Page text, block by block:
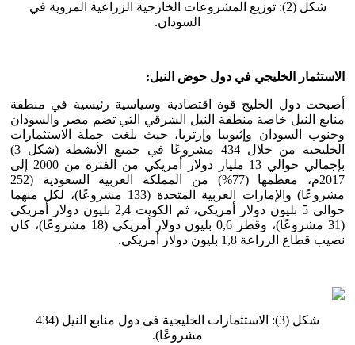
شكل (2): توزيع المشروعات الخارجية الزراعية المروية في
السودان.
الاستثمار الخليجي في دول حوض النيل:
أصبحت دول الخليج قوة اقتصادية وسياسية رئيسية في منطقة
منابع النيل خاصة منطقة النيل الشرقي التي تضم مصر والسودان
وجنوب السودان وإثيوبيا وإرتريا، حيث بلغت جملة الاستثمارات
الخليجية من خلال 434 مشروعًا في جميع الأنشطة (شكل 3)
بإجمالي حوالي 13 مليار دولار أمريكي من الفترة من 2000 إلى
2017م، معظمها (77%) من المملكة العربية السعودية (252
مشروعًا) والإمارات العربية المتحدة (133 مشروعًا)، لكل منهما
حوالى 5 بليون دولار أمريكي، ثم الكويت 2,4 بليون دولار أمريكي
(31 مشروعًا)، وقطر 0,6 بليون دولار أمريكي (18 مشروعًا)، كان
نصيب قطاع الزراعة 1,8 بليون دولار أمريكي.
شكل (3): الاستثمارات الخليجية فى دول منابع النيل (434
مشروعًا).